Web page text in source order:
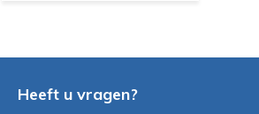
Heeft u vragen?